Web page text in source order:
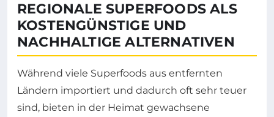
REGIONALE SUPERFOODS ALS
KOSTENGÜNSTIGE UND
NACHHALTIGE ALTERNATIVEN
Während viele Superfoods aus entfernten
Ländern importiert und dadurch oft sehr teuer
sind, bieten in der Heimat gewachsene